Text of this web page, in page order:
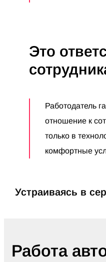
Это
Работодатель
отношение к
только в
комфортные
Устраиваясь в
Работа